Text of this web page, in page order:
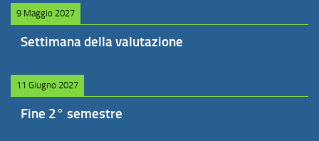
9 Maggio 2027
Settimana della valutazione
11 Giugno 2027
Fine 2° semestre